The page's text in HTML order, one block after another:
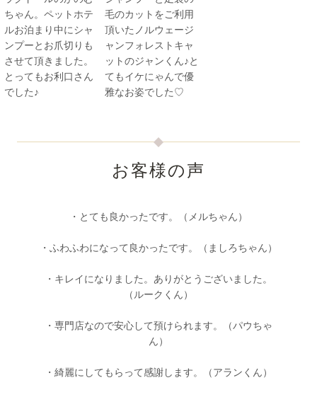
ちゃん。ペットホテ
ルお泊まり中にシャ
ンプーとお爪切りも
させて頂きました。
とってもお利口さん
でした♪
毛のカットをご利用
頂いたノルウェージ
ャンフォレストキャ
ットのジャンくん♪と
てもイケにゃんで優
雅なお姿でした♡
お客様の声
・とても良かったです。（メルちゃん）
・ふわふわになって良かったです。（ましろちゃん）
・キレイになりました。ありがとうございました。
（ルークくん）
・専門店なので安心して預けられます。（パウちゃ
ん）
・綺麗にしてもらって感謝します。（アランくん）